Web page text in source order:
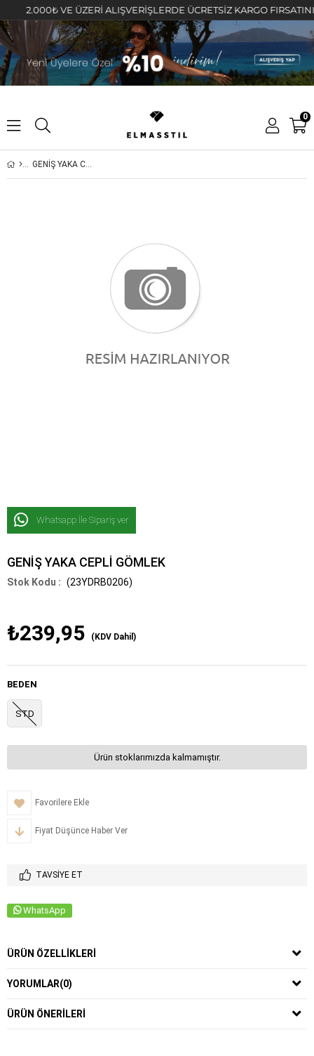
2.000₺ VE ÜZERİ ALIŞVERİŞLERDE ÜCRETSİZ KARGO FIRSATINI
0
GENİŞ YAKA CEPLİ GÖMLEK
Whatsapp İle Sipariş ver
GENİŞ YAKA CEPLİ GÖMLEK
(23YDRB0206)
₺239,95 (KDV Dahil)
BEDEN
STD
Ürün stoklarımızda kalmamıştır.
Favorilere Ekle
Fiyat Düşünce Haber Ver
TAVSIYE ET
WhatsApp
ÜRÜN ÖZELLIKLERI
YORUMLAR(0)
ÜRÜN ÖNERILERI